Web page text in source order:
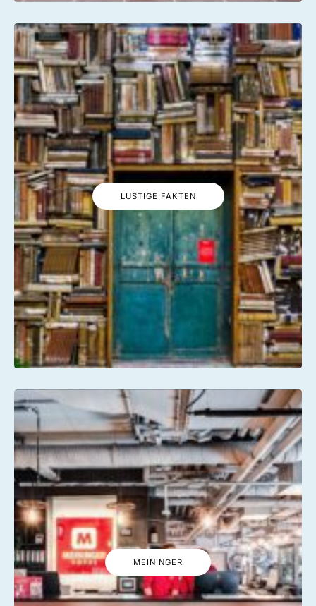
LUSTIGE FAKTEN
MEININGER